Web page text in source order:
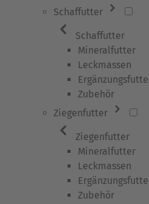
Schaffutter
Schaffutter
Mineralfutter
Leckmassen
Zubehör
Ziegenfutter
Ziegenfutter
Mineralfutter
Leckmassen
Zubehör